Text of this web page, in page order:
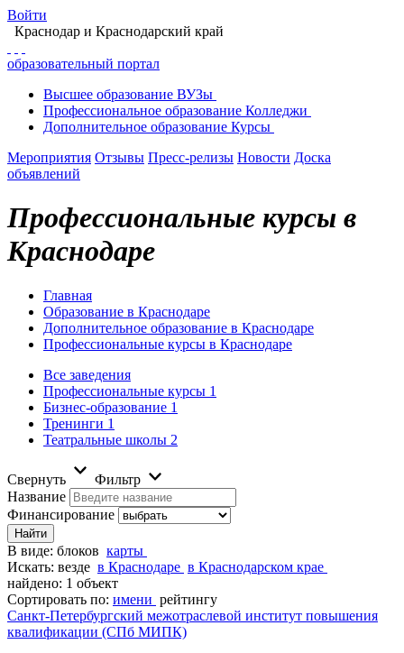
Войти
Краснодар и Краснодарский край
образовательный портал
Высшее образование ВУЗы
Профессиональное образование Колледжи
Дополнительное образование Курсы
Мероприятия Отзывы Пресс-релизы Новости Доска
объявлений
Профессиональные курсы в
Краснодаре
Главная
Образование в Краснодаре
Дополнительное образование в Краснодаре
Профессиональные курсы в Краснодаре
Все заведения
Профессиональные курсы 1
Бизнес-образование 1
Тренинги 1
Театральные школы 2
Свернуть
Фильтр
Название
Финансирование
В виде: блоков карты
Искать: везде в Краснодаре в Краснодарском крае
найдено: 1 объект
Сортировать по: имени рейтингу
Санкт-Петербургский межотраслевой институт повышения
квалификации (СПб МИПК)